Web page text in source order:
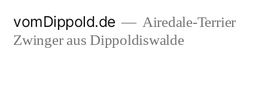
Inhalt
vomDippold.de
Airedale-Terrier
Zwinger aus Dippoldiswalde